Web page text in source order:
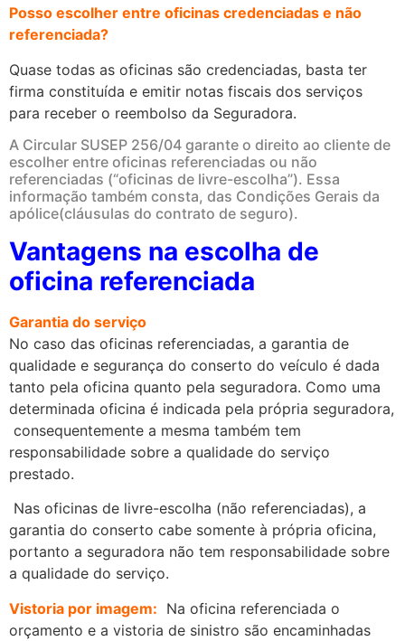
Posso escolher entre oficinas credenciadas e não
referenciada?
Quase todas as oficinas são credenciadas, basta ter
firma constituída e emitir notas fiscais dos serviços
para receber o reembolso da Seguradora.
A Circular SUSEP 256/04 garante o direito ao cliente de
escolher entre oficinas referenciadas ou não
referenciadas (“oficinas de livre-escolha”). Essa
informação também consta, das Condições Gerais da
apólice(cláusulas do contrato de seguro).
Vantagens na escolha de
oficina referenciada
Garantia do serviço
No caso das oficinas referenciadas, a garantia de
qualidade e segurança do conserto do veículo é dada
tanto pela oficina quanto pela seguradora. Como uma
determinada oficina é indicada pela própria seguradora,
consequentemente a mesma também tem
responsabilidade sobre a qualidade do serviço
prestado.
Nas oficinas de livre-escolha (não referenciadas), a
garantia do conserto cabe somente à própria oficina,
portanto a seguradora não tem responsabilidade sobre
a qualidade do serviço.
Vistoria por imagem: Na oficina referenciada o
orçamento e a vistoria de sinistro são encaminhadas